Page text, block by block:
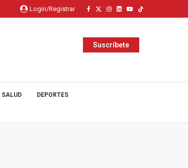
Login/Registrar
Suscríbete
SALUD DEPORTES